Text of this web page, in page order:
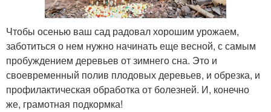
Чтобы осенью ваш сад радовал хорошим урожаем,
заботиться о нем нужно начинать еще весной, с самым
пробуждением деревьев от зимнего сна. Это и
своевременный полив плодовых деревьев, и обрезка, и
профилактическая обработка от болезней. И, конечно
же, грамотная подкормка!